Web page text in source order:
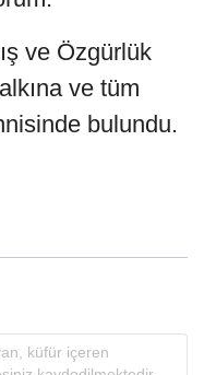
ve Özgürlük
ve tüm
bulundu.